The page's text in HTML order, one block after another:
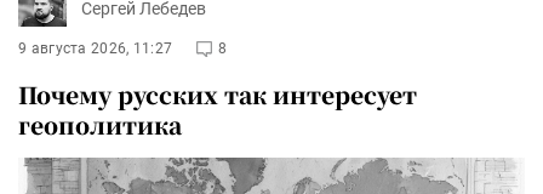
Сергей Лебедев
9 августа 2026, 11:27 8
Почему русских так интересует
геополитика